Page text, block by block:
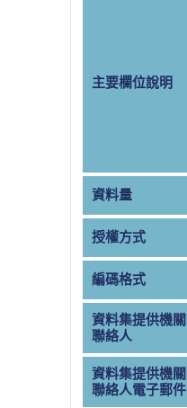
主要欄位說明
資料量
授權方式
編碼格式
資料集提供機關
聯絡人
資料集提供機關
聯絡人電子郵件